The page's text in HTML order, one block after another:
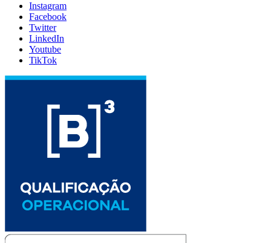
Instagram
Facebook
Twitter
LinkedIn
Youtube
TikTok